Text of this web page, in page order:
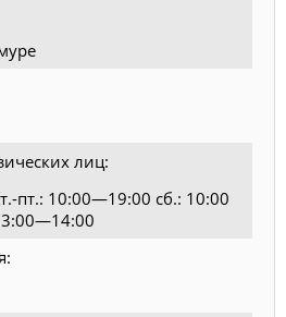
лиц:
пт.: 10:00—19:00 сб.: 10:00